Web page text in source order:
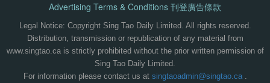
Advertising Terms & Conditions 刊登廣告條款
Legal Notice: Copyright Sing Tao Daily Limited. All rights reserved.
Distribution, transmission or republication of any material from
www.singtao.ca is strictly prohibited without the prior written permission of
Sing Tao Daily Limited.
For information please contact us at singtaoadmin@singtao.ca.